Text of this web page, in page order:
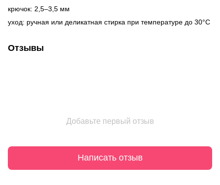
крючок: 2,5–3,5 мм
уход: ручная или деликатная стирка при температуре до 30°C
Отзывы
Добавьте первый отзыв
Написать отзыв